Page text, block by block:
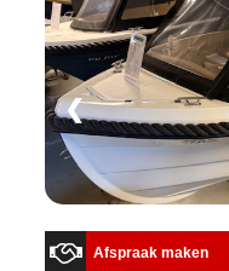
❮
Afspraak maken